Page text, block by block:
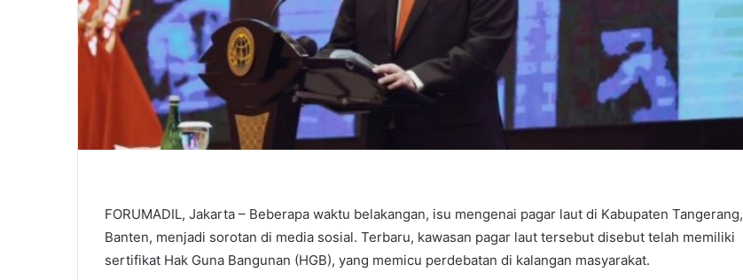
FORUMADIL, Jakarta – Beberapa waktu belakangan, isu mengenai pagar laut di Kabupaten Tangerang,
Banten, menjadi sorotan di media sosial. Terbaru, kawasan pagar laut tersebut disebut telah memiliki
sertifikat Hak Guna Bangunan (HGB), yang memicu perdebatan di kalangan masyarakat.